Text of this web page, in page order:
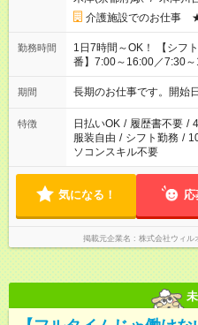
介護施設でのお仕事
勤務時間
1日7時間～OK！ 【シフト固定の相談もOK！】 ▼シフト例 【早
番】7:00～16:00／7:30
18:00 【遅番】11:00～
期間 長期のお仕事です。開
特徴 日払いOK / 履歴書不要 /
服装自由 / シフト勤務 /
ソコンスキル不要
気になる！ 応
掲載元企業名 株式会社ウィ